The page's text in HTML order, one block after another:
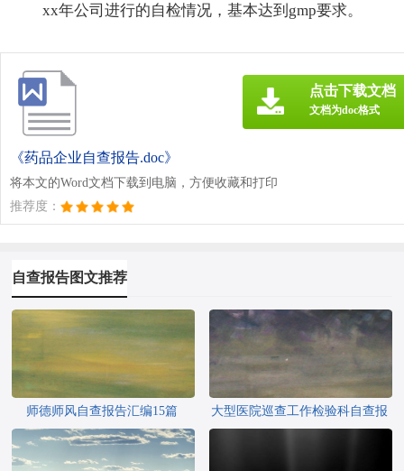
xx年公司进行的自检情况，基本达到gmp要求。
《药品企业自查报告.doc》
将本文的Word文档下载到电脑，方便收藏和打印
推荐度：
点击下载文档
文档为doc格式
自查报告图文推荐
师德师风自查报告汇编15篇
大型医院巡查工作检验科自查报